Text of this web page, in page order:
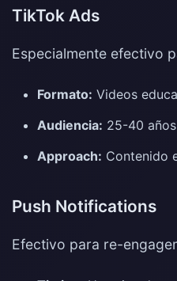
TikTok Ads
Especialmente efectivo
Formato: Videos
Audiencia: 25-40
Approach: Contenido
Push Notifications
Efectivo para re-